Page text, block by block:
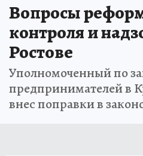
Вопросы
контроля и
Ростове
Уполномоченный по
предпринимателей в
внес поправки в